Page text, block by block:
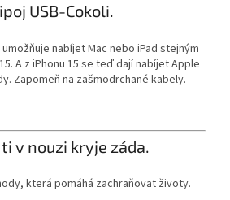
USB-Cokoli.
nabíjet Mac nebo iPad stejným
A z iPhonu 15 se teď dají nabíjet Apple
Zapomeň na zašmodrchané kabely.
v nouzi kryje záda.
která pomáhá zachraňovat životy.